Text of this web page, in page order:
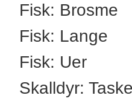
Fisk: Brosme
Fisk: Lange
Fisk: Uer
Skalldyr: